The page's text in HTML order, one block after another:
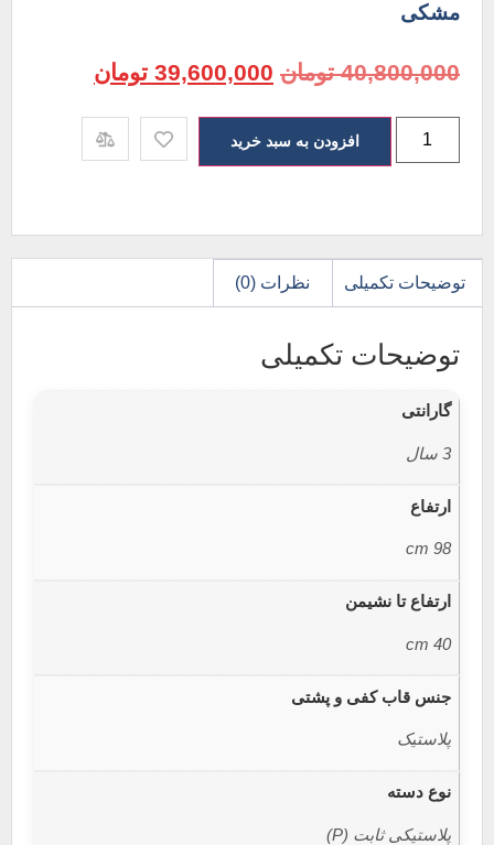
مشکی
40,800,000 تومان 39,600,000 تومان
افزودن به سبد خرید
توضیحات تکمیلی نظرات (0)
توضیحات تکمیلی
گارانتی
3 سال
ارتفاع
98 cm
ارتفاع تا نشیمن
40 cm
جنس قاب کفی و پشتی
پلاستیک
نوع دسته
پلاستیکی ثابت (P)